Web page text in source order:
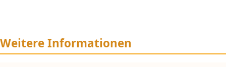
Weitere Informationen